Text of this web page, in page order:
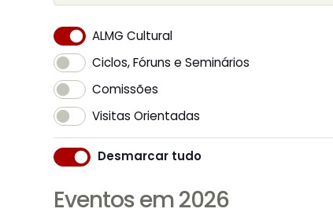
ALMG Cultural
Ciclos, Fóruns e Seminários
Comissões
Visitas Orientadas
Desmarcar tudo
Eventos em 2026